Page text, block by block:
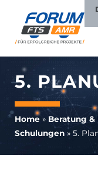
5.
Home » Beratung &
Schulungen » 5.